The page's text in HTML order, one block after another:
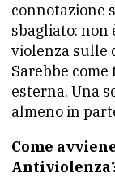
connotazione
sbagliato: non
violenza sulle
Sarebbe
esterna. Una
almeno in
Come